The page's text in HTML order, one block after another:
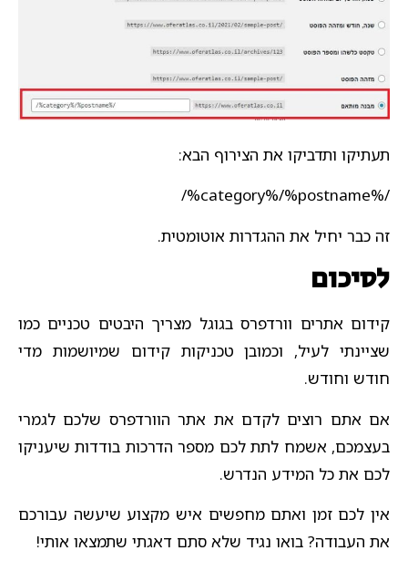
תעתיקו ותדביקו את הצירוף הבא:
/%category%/%postname%/
זה כבר יחיל את ההגדרות אוטומטית.
לסיכום
קידום אתרים וורדפרס בגוגל מצריך היבטים טכניים כמו
שציינתי לעיל, וכמובן טכניקות קידום שמיושמות מדי
חודש וחודש.
אם אתם רוצים לקדם את אתר הוורדפרס שלכם לגמרי
בעצמכם, אשמח לתת לכם מספר הדרכות בודדות שיעניקו
לכם את כל המידע הנדרש.
אין לכם זמן ואתם מחפשים איש מקצוע שיעשה עבורכם
את העבודה? בואו נגיד שלא סתם דאגתי שתמצאו אותי!